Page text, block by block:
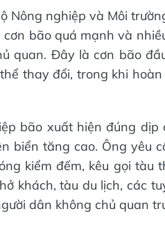
Nông nghiệp và Môi
bão quá mạnh và
quan. Đây là cơn bão
thay đổi, trong khi
bão xuất hiện đúng dịp
biển tăng cao. Ông yêu
kiểm đếm, kêu gọi tàu
khách, tàu du lịch, các
dân không chủ quan